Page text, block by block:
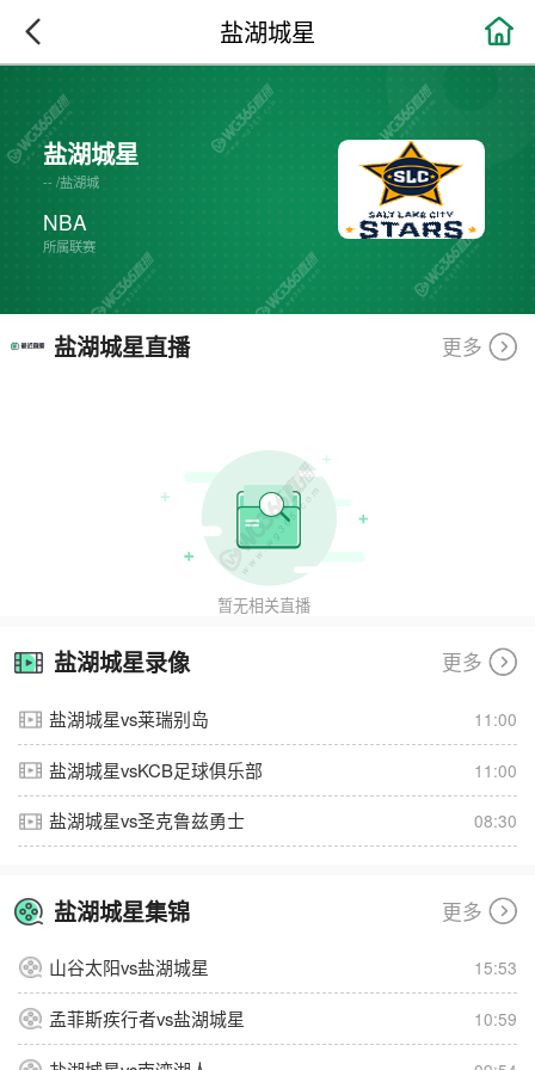
 盐湖城星
盐湖城星
-- /盐湖城
NBA
所属联赛
盐湖城星直播 更多
暂无相关直播
盐湖城星录像 更多
盐湖城星vs莱瑞别岛 11:00
盐湖城星vsKCB足球俱乐部 11:00
盐湖城星vs圣克鲁兹勇士 08:30
盐湖城星集锦 更多
山谷太阳vs盐湖城星 15:53
孟菲斯疾行者vs盐湖城星 10:59